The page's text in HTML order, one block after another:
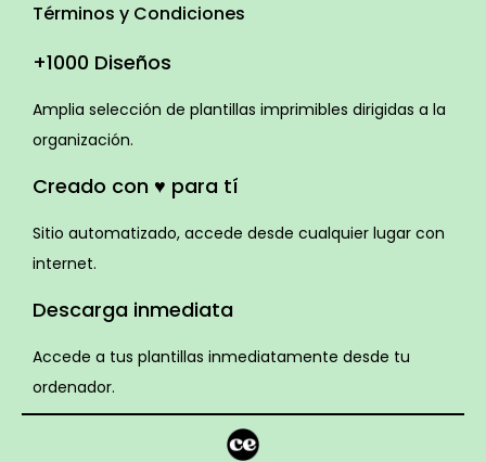
Términos y Condiciones
+1000 Diseños
Amplia selección de plantillas imprimibles dirigidas a la
organización.
Creado con ♥ para tí
Sitio automatizado, accede desde cualquier lugar con
internet.
Descarga inmediata
Accede a tus plantillas inmediatamente desde tu
ordenador.